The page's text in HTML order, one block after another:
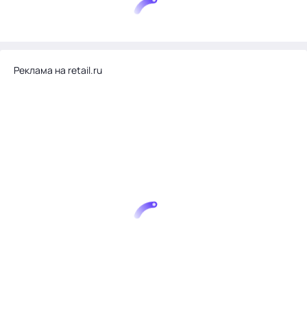
Реклама на retail.ru